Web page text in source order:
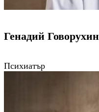
Генадий Говорухин
Психиатър